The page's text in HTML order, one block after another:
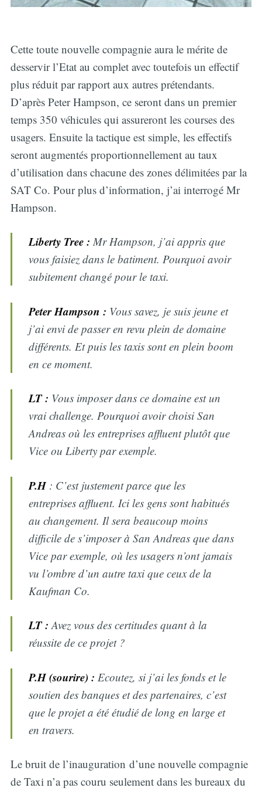
Cette toute nouvelle compagnie aura le mérite de
desservir l’Etat au complet avec toutefois un effectif
plus réduit par rapport aux autres prétendants.
D’après Peter Hampson, ce seront dans un premier
temps 350 véhicules qui assureront les courses des
usagers. Ensuite la tactique est simple, les effectifs
seront augmentés proportionnellement au taux
d’utilisation dans chacune des zones délimitées par la
SAT Co. Pour plus d’information, j’ai interrogé Mr
Hampson.
Liberty Tree : Mr Hampson, j’ai appris que
vous faisiez dans le batiment. Pourquoi avoir
subitement changé pour le taxi.
Peter Hampson : Vous savez, je suis jeune et
j’ai envi de passer en revu plein de domaine
différents. Et puis les taxis sont en plein boom
en ce moment.
LT : Vous imposer dans ce domaine est un
vrai challenge. Pourquoi avoir choisi San
Andreas où les entreprises affluent plutôt que
Vice ou Liberty par exemple.
P.H : C’est justement parce que les
entreprises affluent. Ici les gens sont habitués
au changement. Il sera beaucoup moins
difficile de s’imposer à San Andreas que dans
Vice par exemple, où les usagers n’ont jamais
vu l’ombre d’un autre taxi que ceux de la
Kaufman Co.
LT : Avez vous des certitudes quant à la
réussite de ce projet ?
P.H(sourire) : Ecoutez, si j’ai les fonds et le
soutien des banques et des partenaires, c’est
que le projet a été étudié de long en large et
en travers.
Le bruit de l’inauguration d’une nouvelle compagnie
de Taxi n’a pas couru seulement dans les bureaux du